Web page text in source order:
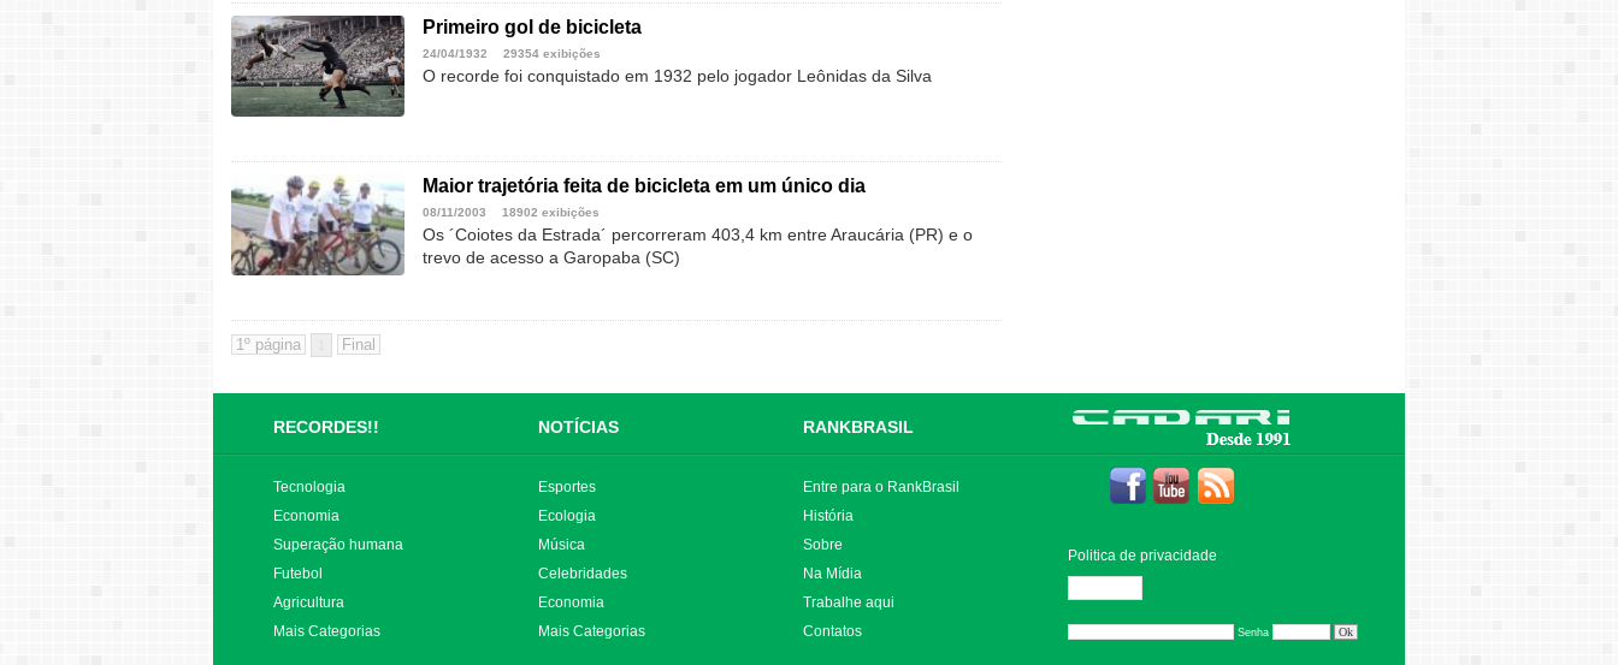
Primeiro gol de bicicleta
24/04/1932 29354 exibições
O recorde foi conquistado em 1932 pelo jogador Leônidas da Silva
Maior trajetória feita de bicicleta em um único dia
08/11/2003 18902 exibições
Os ´Coiotes da Estrada´ percorreram 403,4 km entre Araucária (PR) e o
trevo de acesso a Garopaba (SC)
RECORDES!! NOTÍCIAS RANKBRASIL
Tecnologia
Economia
Superação humana
Futebol
Agricultura
Mais Categorias
Esportes
Ecologia
Música
Celebridades
Economia
Mais Categorias
Entre para o RankBrasil
História
Sobre
Na Mídia
Trabalhe aqui
Contatos
Politica de privacidade
Senha